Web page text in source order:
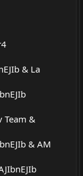
& La
Team &
& AM